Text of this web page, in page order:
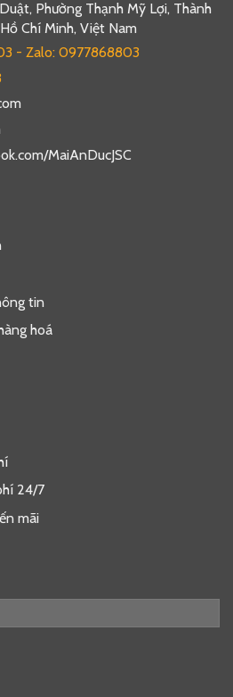
Phường Thạnh Mỹ Lợi, Thành
Chí Minh, Việt Nam
- Zalo: 0977868803
MaiAnDucJSC
tin
hoá
24/7
mãi